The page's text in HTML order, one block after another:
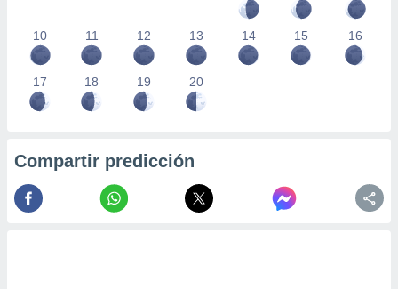
10 11 12 13 14 15 16
17 18 19 20
Compartir predicción